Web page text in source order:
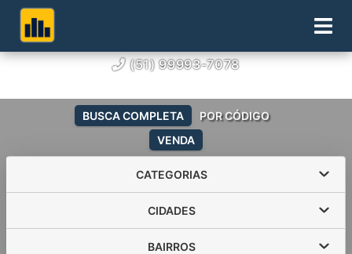
(51) 99993-7078
VENDA
BUSCA COMPLETA POR CÓDIGO
CATEGORIAS
CIDADES
BAIRROS